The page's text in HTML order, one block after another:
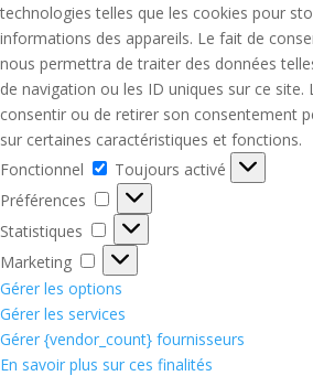
technologies telles que les cookies pour
informations des appareils. Le fait de
nous permettra de traiter des données
de navigation ou les ID uniques sur ce site.
consentir ou de retirer son consentement
sur certaines caractéristiques et fonctions.
Fonctionnel
Fonctionnel
Toujours activé
Préférences
Préférences
Statistiques
Statistiques
Marketing
Marketing
Gérer les options
Gérer les services
Gérer {vendor_count} fournisseurs
En savoir plus sur ces finalités